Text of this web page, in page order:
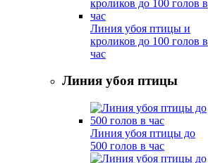
Линия убоя птицы и
кроликов до 100 голов в
час
Линия убоя птицы
Линия убоя птицы до
500 голов в час